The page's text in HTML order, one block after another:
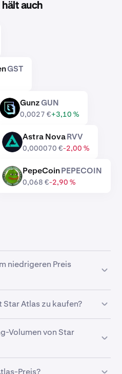
auch
GST
GUN GunzGUN
0,0027 €+3,10 %
RVV Astra NovaRVV
0,000070 €-2,00 %
PEPECOIN PepeCoinPEPECOIN
0,068 €-2,90 %
niedrigeren Preis
wenn ein niedrigerer
Atlas zu kaufen?
daher für eineDollar-Cost-
Zeit Star Atlas anhäufen,
So musst du dir keine
Volumen von Star
Preis?